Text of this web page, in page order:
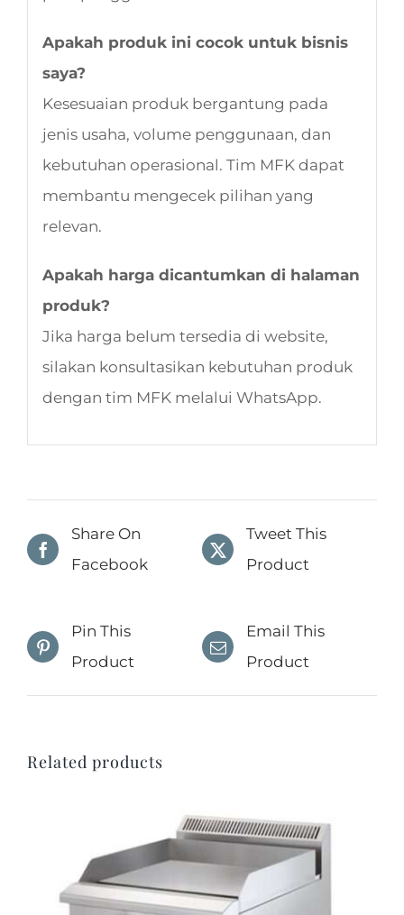
Apakah produk ini cocok untuk bisnis
saya?
Kesesuaian produk bergantung pada
jenis usaha, volume penggunaan, dan
kebutuhan operasional. Tim MFK dapat
membantu mengecek pilihan yang
relevan.
Apakah harga dicantumkan di halaman
produk?
Jika harga belum tersedia di website,
silakan konsultasikan kebutuhan produk
dengan tim MFK melalui WhatsApp.
Share On
Facebook
Tweet This
Product
Pin This
Product
Email This
Product
Related products